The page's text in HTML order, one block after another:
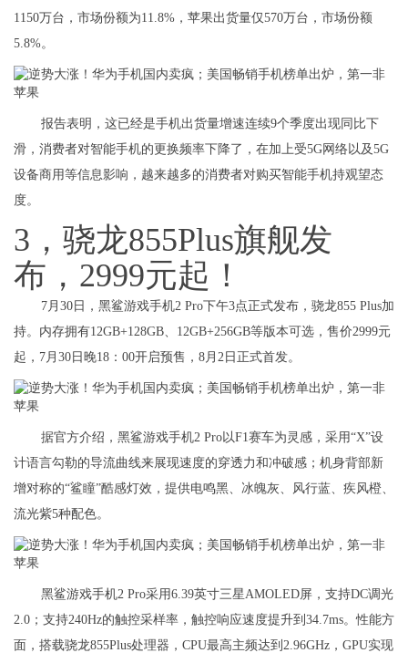
1150万台，市场份额为11.8%，苹果出货量仅570万台，市场份额
5.8%。
报告表明，这已经是手机出货量增速连续9个季度出现同比下
滑，消费者对智能手机的更换频率下降了，在加上受5G网络以及5G
设备商用等信息影响，越来越多的消费者对购买智能手机持观望态
度。
3，骁龙855Plus旗舰发
布，2999元起！
7月30日，黑鲨游戏手机2 Pro下午3点正式发布，骁龙855 Plus加
持。内存拥有12GB+128GB、12GB+256GB等版本可选，售价2999元
起，7月30日晚18：00开启预售，8月2日正式首发。
据官方介绍，黑鲨游戏手机2 Pro以F1赛车为灵感，采用“X”设
计语言勾勒的导流曲线来展现速度的穿透力和冲破感；机身背部新
增对称的“鲨瞳”酷感灯效，提供电鸣黑、冰魄灰、风行蓝、疾风橙、
流光紫5种配色。
黑鲨游戏手机2 Pro采用6.39英寸三星AMOLED屏，支持DC调光
2.0；支持240Hz的触控采样率，触控响应速度提升到34.7ms。性能方
面，搭载骁龙855Plus处理器，CPU最高主频达到2.96GHz，GPU实现